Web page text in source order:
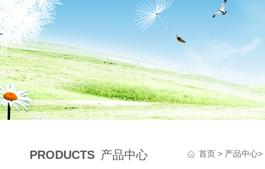
PRODUCTS 产品中心 首页 > 产品中心>